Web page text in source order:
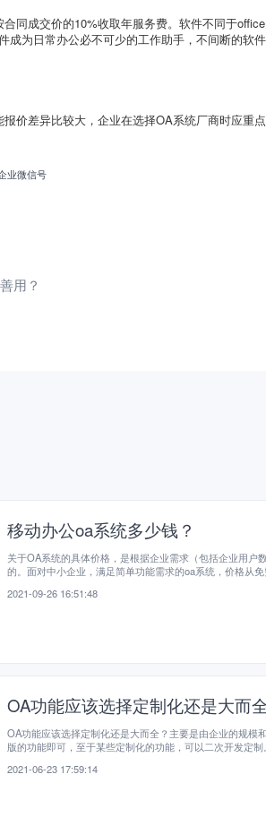
同成交价的10%收取年服务费。软件不同于
成为日常办公必不可少的工作助手，不间断的软
价差异比较大，企业在选择OA系统厂商时应重
业微信号
用？
移动办公oa系统多少钱？
关于OA系统的具体价格，是根据企业需求（包括企业用户
的。面对中小企业，满足简单功能需求的oa系统，价格从
2021-09-26 16:51:48
OA功能应该选择定制化还是大而
OA功能应该选择定制化还是大而全？主要是由企业的规模
版的功能即可，至于某些定制化的功能，可以二次开发定
2021-06-23 17:59:14